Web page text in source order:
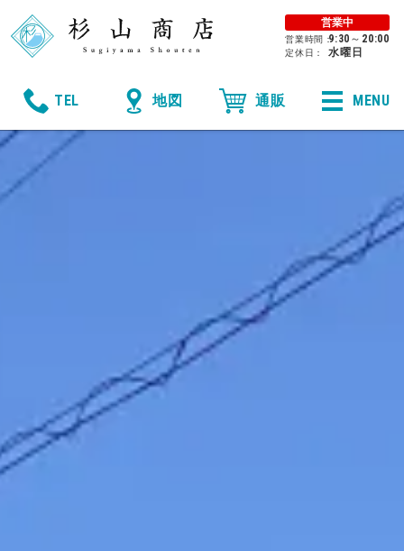
営業中
営業時間：9:30 ～ 20:00
定休日： 水曜日
MENU